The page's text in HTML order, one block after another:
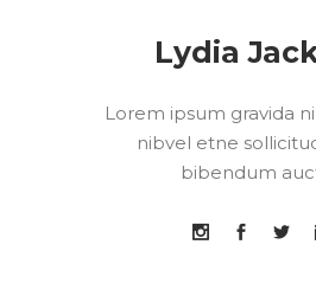
Lydia
Lorem ipsum gravida
nibvel etne
bibendum